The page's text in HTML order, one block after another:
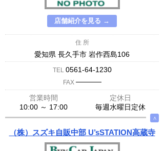
店舗紹介を見る →
住 所
愛知県 長久手市 岩作西島106
TEL 0561-64-1230
FAX ─────
営業時間
定休日
10:00 ～ 17:00
毎週水曜日定休
∧
（株）スズキ自販中部 U’sSTATION高蔵寺